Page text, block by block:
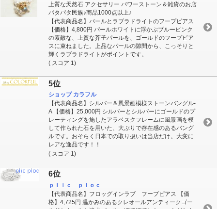
上質な天然石 アクセサリー パワーストーン＆雑貨のお店
パタパタ民族♪商品1000点以上♪
【代表商品名】パールとラブラドライトのフープピアス
【価格】4,800円 パールホワイトに浮かぶブルーピンク
の素敵な、上質な芥子パールを、ゴールドのフープピア
スに束ねました。上品なパールの隙間から、こっそりと
輝くラブラドライトがポイントです。
( スコア 1)
5位
ショップ カラフル
【代表商品名】シルバー＆風景画模様ストーンバングル-
A 【価格】25,000円 シルバーとシルバーにゴールドのプ
レーティングを施したアラベスクフレームに風景画を模
して作られた石を用いた、大ぶりで存在感のあるバング
ルです。おそらく日本での取り扱いは当店だけ。大変に
レアな逸品です！！
( スコア 1)
6位
ｐｌｉｃ ｐｌｏｃ
【代表商品名】フロッグインラブ フープピアス 【価
格】4,725円 温かみのあるクレオールアンティークゴー